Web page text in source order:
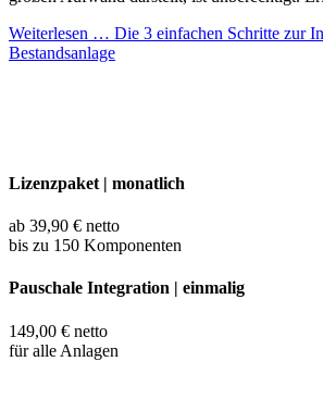
Weiterlesen … Die 3 einfachen Schritte zur
Bestandsanlage
Lizenzpaket | monatlich
ab 39,90 € netto
bis zu 150 Komponenten
Pauschale Integration | einmalig
149,00 € netto
für alle Anlagen